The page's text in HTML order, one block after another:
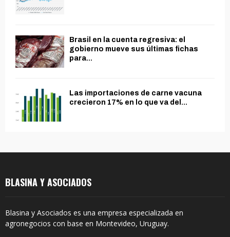
Brasil en la cuenta regresiva: el
gobierno mueve sus últimas fichas
para...
Las importaciones de carne vacuna
crecieron 17% en lo que va del...
BLASINA Y ASOCIADOS
Blasina y Asociados es una empresa especializada en
agronegocios con base en Montevideo, Uruguay.